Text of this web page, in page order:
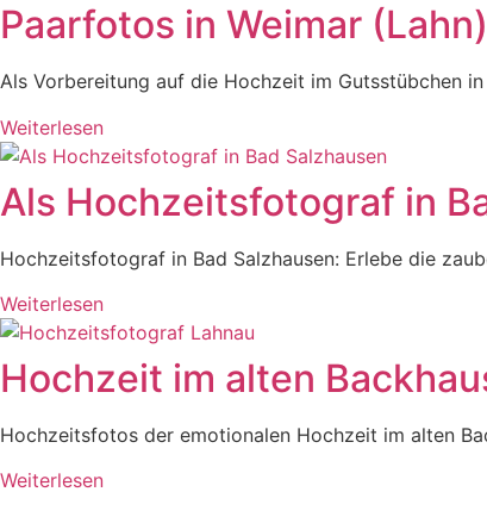
Paarfotos in Weimar (Lahn)
Als Vorbereitung auf die Hochzeit im Gutsstübchen
Weiterlesen
Als Hochzeitsfotograf in
Hochzeitsfotograf in Bad Salzhausen: Erlebe die
Weiterlesen
Hochzeit im alten
Hochzeitsfotos der emotionalen Hochzeit im alten
Weiterlesen